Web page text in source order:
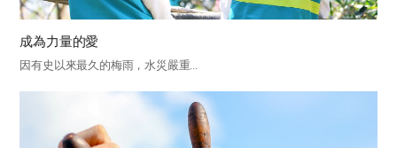
成為力量的愛
因有史以來最久的梅雨，水災嚴重...